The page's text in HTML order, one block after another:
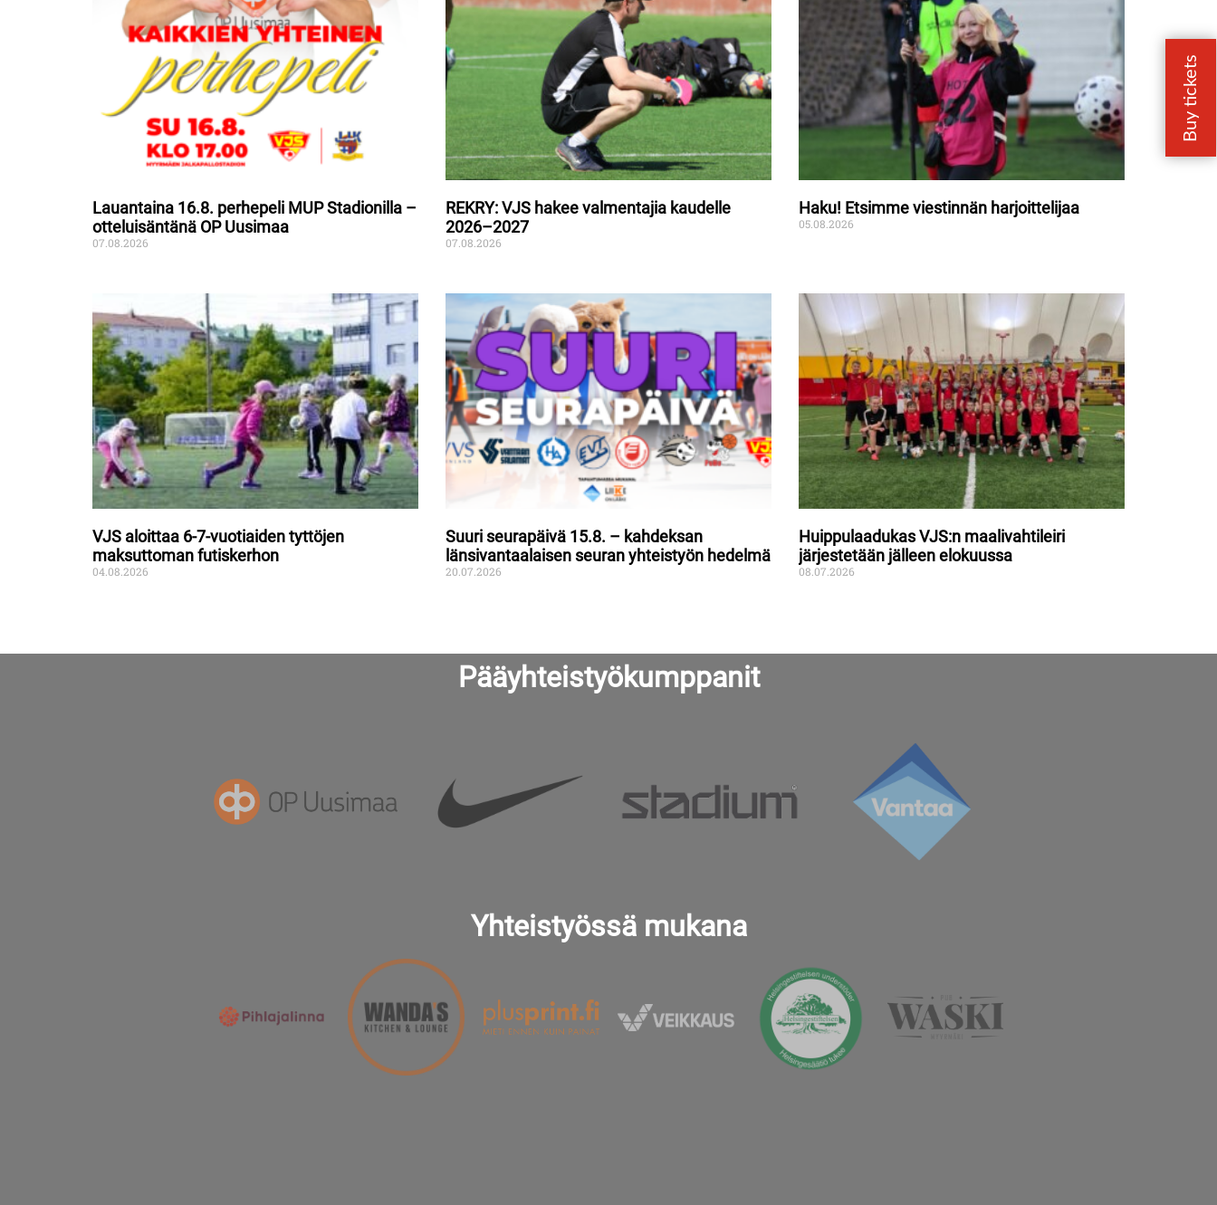
Lauantaina 16.8. perhepeli MUP Stadionilla –
otteluisäntänä OP Uusimaa
07.08.2026
REKRY: VJS hakee valmentajia kaudelle
2026–2027
07.08.2026
Haku! Etsimme viestinnän harjoittelijaa
05.08.2026
VJS aloittaa 6-7-vuotiaiden tyttöjen
maksuttoman futiskerhon
04.08.2026
Suuri seurapäivä 15.8. – kahdeksan
länsivantaalaisen seuran yhteistyön hedelmä
20.07.2026
Huippulaadukas VJS:n maalivahtileiri
järjestetään jälleen elokuussa
08.07.2026
Pääyhteistyökumppanit
Yhteistyössä mukana